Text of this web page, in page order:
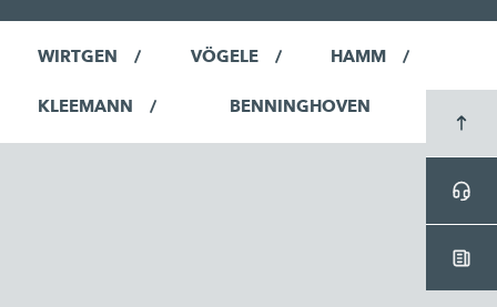
WIRTGEN VÖGELE HAMM
KLEEMANN BENNINGHOVEN